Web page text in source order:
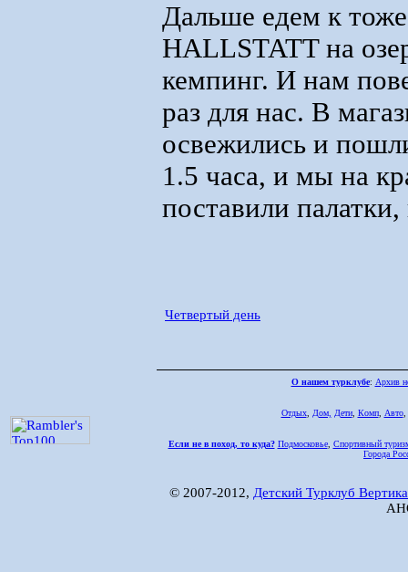
Дальше едем к
HALLSTATT на
кемпинг. И нам
раз для нас. В
освежились и
1.5 часа, и мы на
поставили
Четвертый день
О нашем турклубе: Архив
Отдых, Дом, Дети, Комп, Авто,
Если не в поход, то куда? Подмосковье, Спортивный
Города
© 2007-2012, Детский Турклуб